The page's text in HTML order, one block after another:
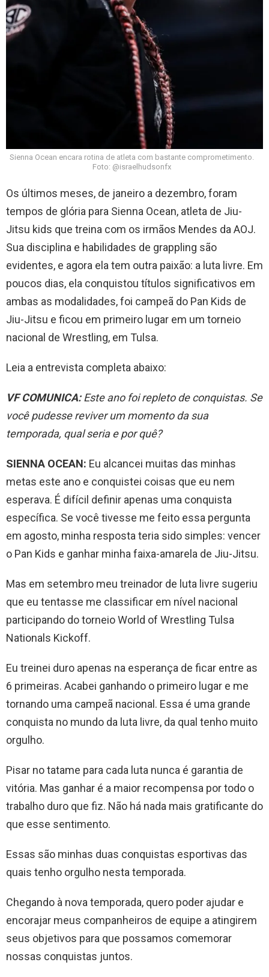
Sienna Ocean encara rotina de atleta com bastante comprometimento.
Foto: @israelhudsonfx
Os últimos meses, de janeiro a dezembro, foram
tempos de glória para Sienna Ocean, atleta de Jiu-
Jitsu kids que treina com os irmãos Mendes da AOJ.
Sua disciplina e habilidades de grappling são
evidentes, e agora ela tem outra paixão: a luta livre. Em
poucos dias, ela conquistou títulos significativos em
ambas as modalidades, foi campeã do Pan Kids de
Jiu-Jitsu e ficou em primeiro lugar em um torneio
nacional de Wrestling, em Tulsa.
Leia a entrevista completa abaixo:
VF COMUNICA:Este ano foi repleto de conquistas. Se
você pudesse reviver um momento da sua
temporada, qual seria e por quê?
SIENNA OCEAN: Eu alcancei muitas das minhas
metas este ano e conquistei coisas que eu nem
esperava. É difícil definir apenas uma conquista
específica. Se você tivesse me feito essa pergunta
em agosto, minha resposta teria sido simples: vencer
o Pan Kids e ganhar minha faixa-amarela de Jiu-Jitsu.
Mas em setembro meu treinador de luta livre sugeriu
que eu tentasse me classificar em nível nacional
participando do torneio World of Wrestling Tulsa
Nationals Kickoff.
Eu treinei duro apenas na esperança de ficar entre as
6 primeiras. Acabei ganhando o primeiro lugar e me
tornando uma campeã nacional. Essa é uma grande
conquista no mundo da luta livre, da qual tenho muito
orgulho.
Pisar no tatame para cada luta nunca é garantia de
vitória. Mas ganhar é a maior recompensa por todo o
trabalho duro que fiz. Não há nada mais gratificante do
que esse sentimento.
Essas são minhas duas conquistas esportivas das
quais tenho orgulho nesta temporada.
Chegando à nova temporada, quero poder ajudar e
encorajar meus companheiros de equipe a atingirem
seus objetivos para que possamos comemorar
nossas conquistas juntos.